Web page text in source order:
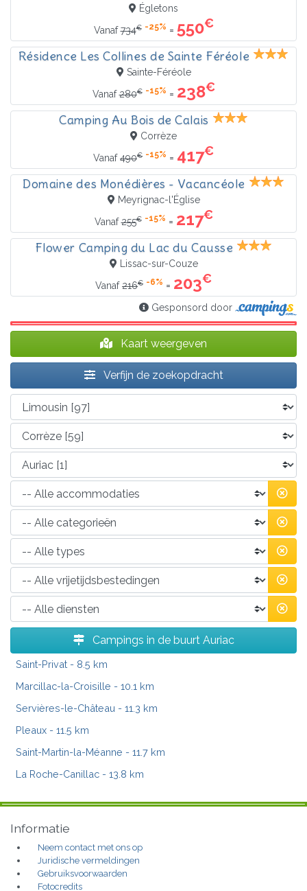
Égletons
Vanaf734€ -25% = 550€
Résidence Les Collines de Sainte Féréole
Sainte-Féréole
Vanaf280€ -15% = 238€
Camping Au Bois de Calais
Corrèze
Vanaf490€ -15% = 417€
Domaine des Monédières - Vacancéole
Meyrignac-l'Église
Vanaf255€ -15% = 217€
Flower Camping du Lac du Causse
Lissac-sur-Couze
Vanaf216€ -6% = 203€
Gesponsord door
Kaart weergeven
Verfijn de zoekopdracht
Campings in de buurt Auriac
Saint-Privat- 8.5 km
Marcillac-la-Croisille - 10.1 km
Servières-le-Château - 11.3 km
Pleaux - 11.5 km
Saint-Martin-la-Méanne - 11.7 km
La Roche-Canillac - 13.8 km
Informatie
Neem contact met ons op
Juridische vermeldingen
Gebruiksvoorwaarden
Fotocredits